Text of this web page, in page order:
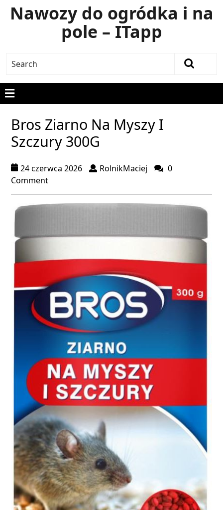
Nawozy do ogródka i na
pole – ITapp
Bros Ziarno Na Myszy I
Szczury 300G
24 czerwca 2026 RolnikMaciej
0
Comment